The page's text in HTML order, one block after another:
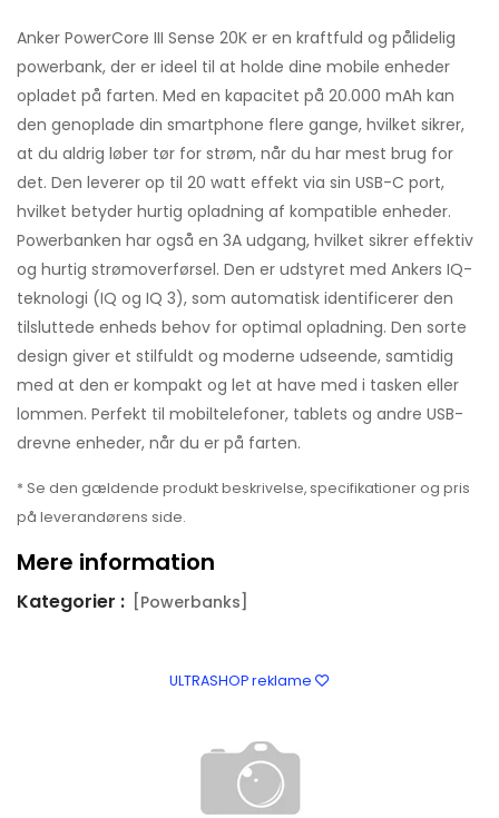
Anker PowerCore III Sense 20K er en kraftfuld og pålidelig
powerbank, der er ideel til at holde dine mobile enheder
opladet på farten. Med en kapacitet på 20.000 mAh kan
den genoplade din smartphone flere gange, hvilket sikrer,
at du aldrig løber tør for strøm, når du har mest brug for
det. Den leverer op til 20 watt effekt via sin USB-C port,
hvilket betyder hurtig opladning af kompatible enheder.
Powerbanken har også en 3A udgang, hvilket sikrer effektiv
og hurtig strømoverførsel. Den er udstyret med Ankers IQ-
teknologi (IQ og IQ 3), som automatisk identificerer den
tilsluttede enheds behov for optimal opladning. Den sorte
design giver et stilfuldt og moderne udseende, samtidig
med at den er kompakt og let at have med i tasken eller
lommen. Perfekt til mobiltelefoner, tablets og andre USB-
drevne enheder, når du er på farten.
* Se den gældende produkt beskrivelse, specifikationer og pris
på leverandørens side.
Mere information
Kategorier : [Powerbanks]
ULTRASHOP reklame